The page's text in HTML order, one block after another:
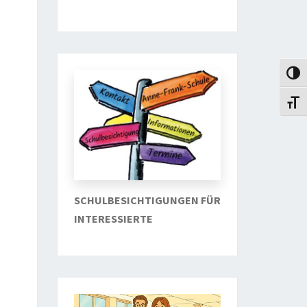
SCHULBESICHTIGUNGEN FÜR
INTERESSIERTE